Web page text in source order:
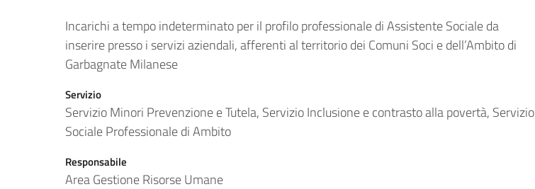
Incarichi a tempo indeterminato per il profilo professionale di Assistente Sociale da
inserire presso i servizi aziendali, afferenti al territorio dei Comuni Soci e dell’Ambito di
Garbagnate Milanese
Servizio
Servizio Minori Prevenzione e Tutela, Servizio Inclusione e contrasto alla povertà, Servizio
Sociale Professionale di Ambito
Responsabile
Area Gestione Risorse Umane